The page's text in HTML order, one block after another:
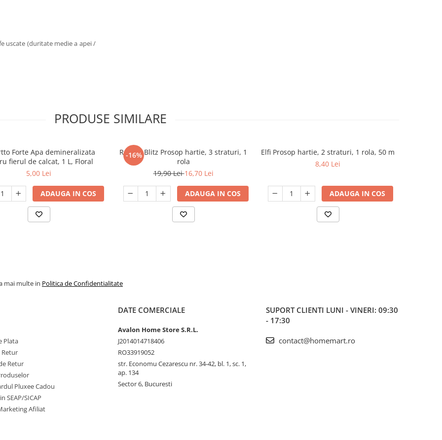
uscate (duritate medie a apei /
PRODUSE SIMILARE
Forte Apa demineralizata
fierul de calcat, 1 L, Floral
5,00 Lei
ADAUGA IN COS
-16%
Regina Blitz Prosop hartie, 3 straturi, 1
rola
19,90 Lei16,70 Lei
ADAUGA IN COS
Elfi Prosop hartie, 2 straturi, 1 rola, 50 m
8,40 Lei
ADAUGA IN COS
mai multe in Politica de Confidentialitate
Plata
Retur
Retur
Pluxee Cadou
SEAP/SICAP
Afiliat
DATE COMERCIALE
Avalon Home Store S.R.L.
J2014014718406
RO33919052
str. Economu Cezarescu nr. 34-42, bl. 1, sc. 1,
ap. 134
Sector 6, Bucuresti
SUPORT CLIENTI LUNI - VINERI: 09:30
- 17:30
contact@homemart.ro